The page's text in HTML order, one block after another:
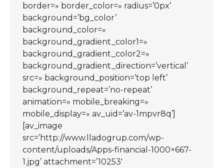
border=» border_color=» radius=’0px’
background=’bg_color’
background_color=»
background_gradient_color1=»
background_gradient_color2=»
background_gradient_direction=’vertical’
src=» background_position=’top left’
background_repeat=’no-repeat’
animation=» mobile_breaking=»
mobile_display=» av_uid=’av-1mpvr8q’]
[av_image
src=’http://www.lladogrup.com/wp-
content/uploads/Apps-financial-1000×667-
1.jpg’ attachment=’10253′